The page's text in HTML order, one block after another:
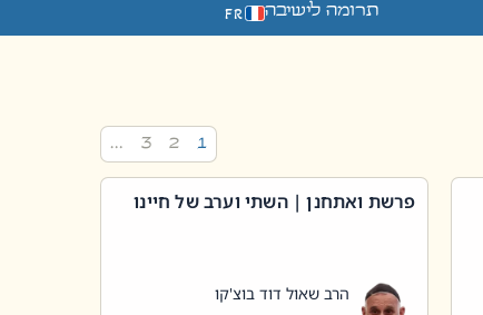
תרומה לישיבה FR
1
2
3
…
פרשת ואתחנן | השתי וערב של חיינו
הרב שאול דוד בוצ'קו